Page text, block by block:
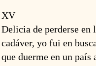
XV
Delicia de perderse en
cadáver, yo fui en
que duerme en un país